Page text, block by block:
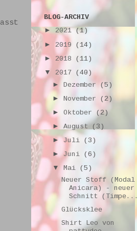
BLOG-ARCHIV
► 2021(1)
► 2019 (14)
► 2018 (11)
▼ 2017 (40)
►Dezember (5)
►November (2)
►Oktober (2)
►August
(3)
► Juli (3)
►Juni (6)
▼Mai (5)
Neuer Stoff (Modal
Anicara) - neuer
Schnitt (Timpe...
Glücksklee
Shirt Leo von